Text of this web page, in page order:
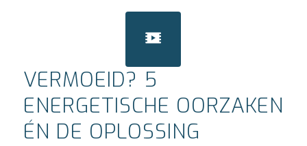
VERMOEID? 5
ENERGETISCHE OORZAKEN
ÉN DE OPLOSSING